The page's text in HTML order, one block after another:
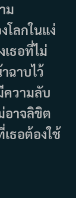
ม
โลกในแง่
ธอที่ไม่
ฉาบไว้
ความลับ
อาจลิขิต
ธอต้องใช้